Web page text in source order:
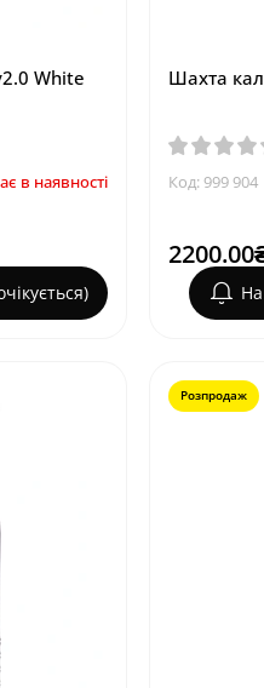
White
в наявності
Шахта
Код: 999 904
Розпродаж